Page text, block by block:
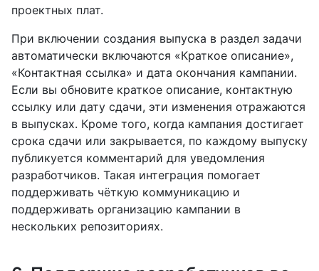
проектных плат.
При включении создания выпуска в раздел задачи
автоматически включаются «Краткое описание»,
«Контактная ссылка» и дата окончания кампании.
Если вы обновите краткое описание, контактную
ссылку или дату сдачи, эти изменения отражаются
в выпусках. Кроме того, когда кампания достигает
срока сдачи или закрывается, по каждому выпуску
публикуется комментарий для уведомления
разработчиков. Такая интеграция помогает
поддерживать чёткую коммуникацию и
поддерживать организацию кампании в
нескольких репозиториях.